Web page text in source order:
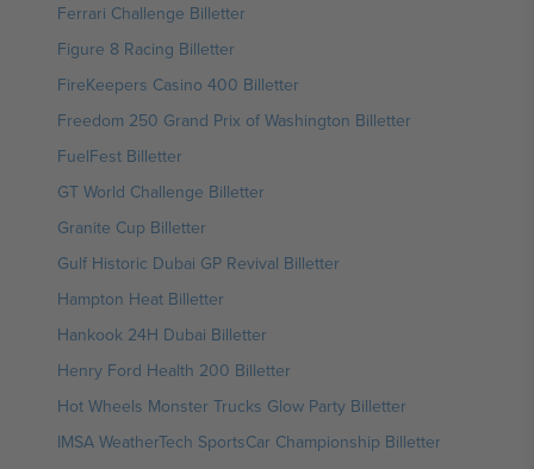
Ferrari Challenge Billetter
Figure 8 Racing Billetter
FireKeepers Casino 400 Billetter
Freedom 250 Grand Prix of Washington Billetter
FuelFest Billetter
GT World Challenge Billetter
Granite Cup Billetter
Gulf Historic Dubai GP Revival Billetter
Hampton Heat Billetter
Hankook 24H Dubai Billetter
Henry Ford Health 200 Billetter
Hot Wheels Monster Trucks Glow Party Billetter
IMSA WeatherTech SportsCar Championship Billetter